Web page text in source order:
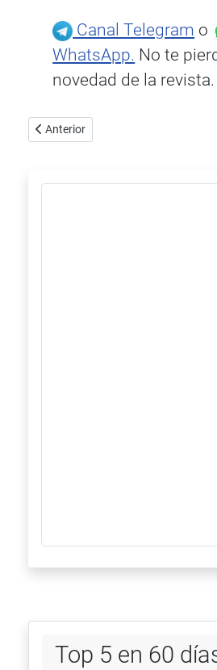
Canal Telegram o
WhatsApp. No te
novedad de la revista.
Artículo anterior: Keith Monks
Anterior
Top 5 en 60